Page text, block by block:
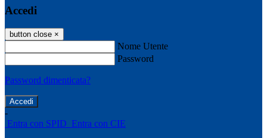
Accedi
button close ×
Nome Utente
Password
Password dimenticata?
-
Entra con SPID Entra con CIE